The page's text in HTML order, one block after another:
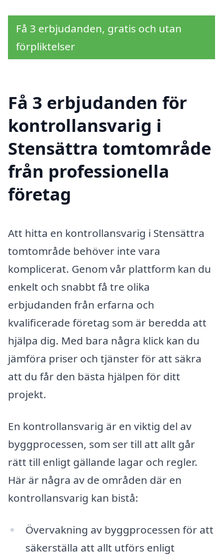
Få 3 erbjudanden, gratis och utan
förpliktelser
Få 3 erbjudanden för
kontrollansvarig i
Stensättra tomtområde
från professionella
företag
Att hitta en kontrollansvarig i Stensättra
tomtområde behöver inte vara
komplicerat. Genom vår plattform kan du
enkelt och snabbt få tre olika
erbjudanden från erfarna och
kvalificerade företag som är beredda att
hjälpa dig. Med bara några klick kan du
jämföra priser och tjänster för att säkra
att du får den bästa hjälpen för ditt
projekt.
En kontrollansvarig är en viktig del av
byggprocessen, som ser till att allt går
rätt till enligt gällande lagar och regler.
Här är några av de områden där en
kontrollansvarig kan bistå:
Övervakning av byggprocessen för att
säkerställa att allt utförs enligt